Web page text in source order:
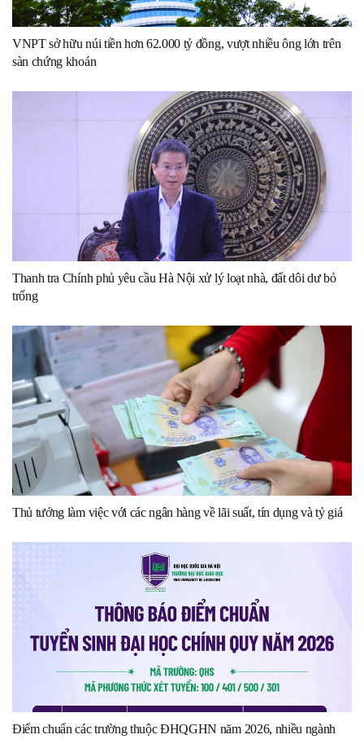
VNPT sở hữu núi tiền hơn 62.000 tỷ đồng, vượt nhiều ông lớn trên
sàn chứng khoán
Thanh tra Chính phủ yêu cầu Hà Nội xử lý loạt nhà, đất dôi dư bỏ
trống
Thủ tướng làm việc với các ngân hàng về lãi suất, tín dụng và tỷ giá
Điểm chuẩn các trường thuộc ĐHQGHN năm 2026, nhiều ngành